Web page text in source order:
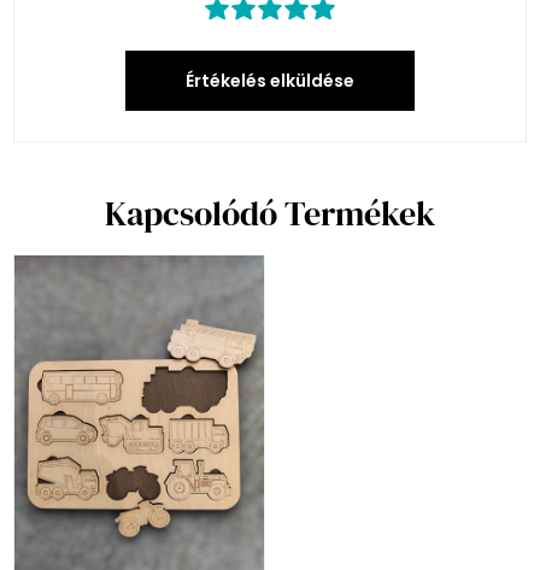
Értékelés elküldése
Kapcsolódó Termékek